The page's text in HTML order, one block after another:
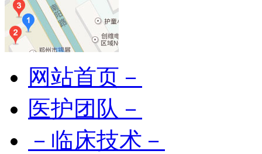
网站首页－
医护团队－
－临床技术－